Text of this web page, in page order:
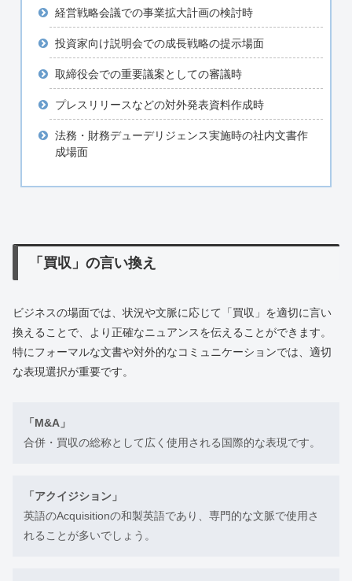
経営戦略会議での事業拡大計画の検討時
投資家向け説明会での成長戦略の提示場面
取締役会での重要議案としての審議時
プレスリリースなどの対外発表資料作成時
法務・財務デューデリジェンス実施時の社内文書作
成場面
「買収」の言い換え
ビジネスの場面では、状況や文脈に応じて「買収」を適切に言い
換えることで、より正確なニュアンスを伝えることができます。
特にフォーマルな文書や対外的なコミュニケーションでは、適切
な表現選択が重要です。
「M&A」
合併・買収の総称として広く使用される国際的な表現です。
「アクイジション」
英語のAcquisitionの和製英語であり、専門的な文脈で使用さ
れることが多いでしょう。